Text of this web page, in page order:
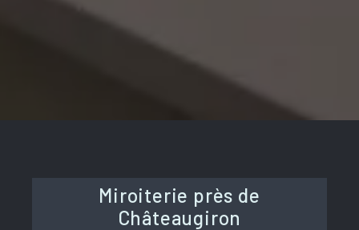
Miroiterie près de
Châteaugiron